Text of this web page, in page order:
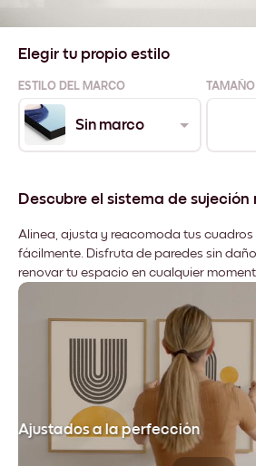
Elegir tu propio estilo
ESTILO DEL MARCO
Sin marco
Descubre el sistema de
Alinea, ajusta y reacomoda tus
fácilmente. Disfruta de paredes sin
renovar tu espacio en cualquier
Ajustados a la perfección